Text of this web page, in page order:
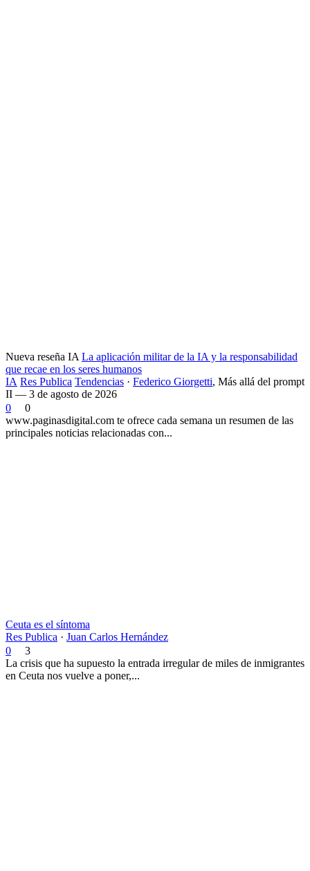
Nueva reseña IA La aplicación militar de la IA y la responsabilidad
que recae en los seres humanos
IA Res Publica Tendencias · Federico Giorgetti, Más allá del prompt
II — 3 de agosto de 2026
0
0
www.paginasdigital.com te ofrece cada semana un resumen de las
principales noticias relacionadas con...
Ceuta es el síntoma
Res Publica · Juan Carlos Hernández
0
3
La crisis que ha supuesto la entrada irregular de miles de inmigrantes
en Ceuta nos vuelve a poner,...